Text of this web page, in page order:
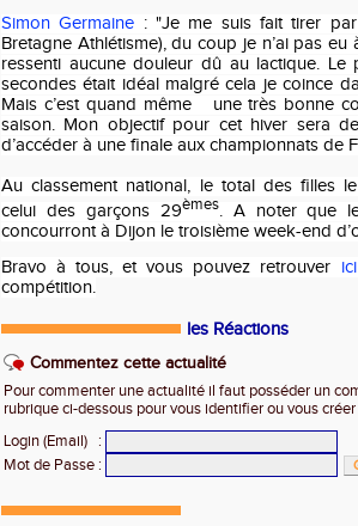
Simon Germaine : "Je me suis fait tirer
Bretagne Athlétisme), du coup je n’ai pas eu
ressenti aucune douleur dû au lactique.
secondes était idéal malgré cela je coince
Mais c’est quand même une très bonne
saison. Mon objectif pour cet hiver sera de
d’accéder à une finale aux championnats de
Au classement national, le total des filles
celui des garçons 29èmes. A noter que
concourront à Dijon le troisième week-end
Bravo à tous, et vous pouvez retrouver ici
compétition.
les Réactions
Commentez cette actualité
Pour commenter une actualité il faut posséder un
rubrique ci-dessous pour vous identifier ou vous
Login (Email)
:
Mot de Passe :